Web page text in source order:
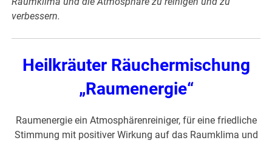
verbessern.
Heilkräuter Räuchermischung
„Raumenergie“
Raumenergie ein Atmosphärenreiniger, für eine friedliche
Stimmung mit positiver Wirkung auf das Raumklima und